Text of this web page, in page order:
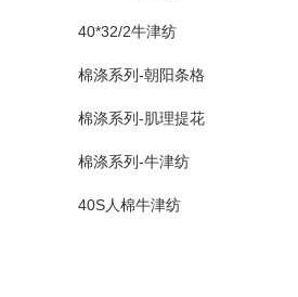
40*32/2牛津纺
棉涤系列-朝阳条格
棉涤系列-肌理提花
棉涤系列-牛津纺
40S人棉牛津纺